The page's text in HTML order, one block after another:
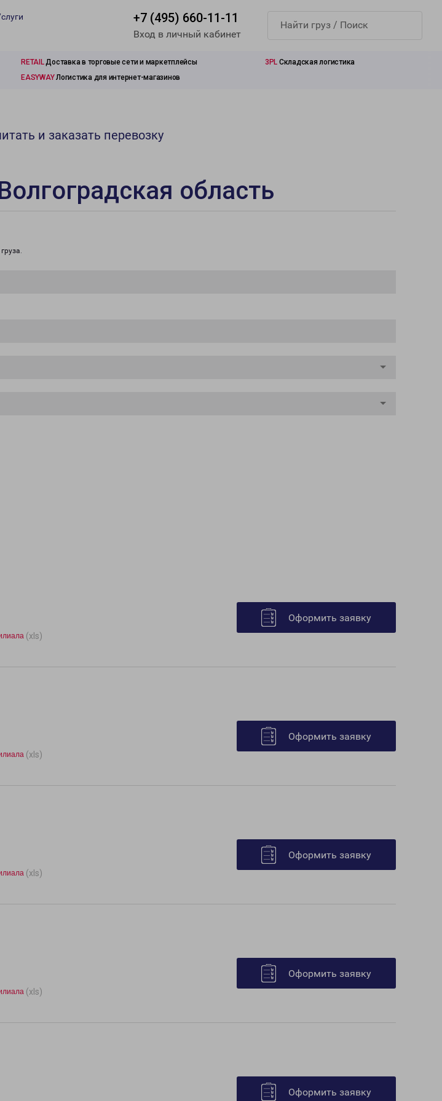
+7 (495) 660-11-11
Вход в личный кабинет
RETAILДоставка в торговые сети и маркетплейсы 3PL Складская логистика
EASYWAYЛогистика для интернет-магазинов
и заказать перевозку
область
(xls)
Оформить заявку
(xls)
Оформить заявку
(xls)
Оформить заявку
(xls)
Оформить заявку
Оформить заявку